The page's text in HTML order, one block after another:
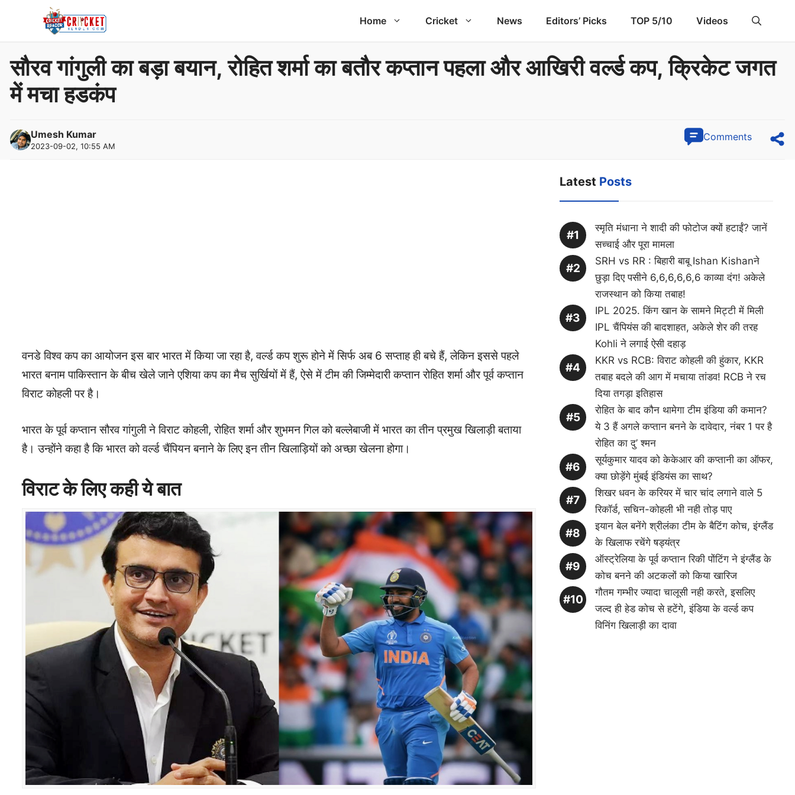
Home Cricket News Editors’ Picks TOP 5/10 Videos
सौरव गांगुली का बड़ा बयान, रोहित शर्मा का बतौर कप्तान पहला और आखिरी वर्ल्ड कप, क्रिकेट जगत
में मचा हडकंप
Umesh Kumar
2023-09-02, 10:55 AM
Comments
वनडे विश्व कप का आयोजन इस बार भारत में किया जा रहा है, वर्ल्ड कप शुरू होने में सिर्फ अब 6 सप्ताह ही बचे हैं, लेकिन इससे पहले
भारत बनाम पाकिस्तान के बीच खेले जाने एशिया कप का मैच सुर्खियों में हैं, ऐसे में टीम की जिम्मेदारी कप्तान रोहित शर्मा और पूर्व कप्तान
विराट कोहली पर है।
भारत के पूर्व कप्तान सौरव गांगुली ने विराट कोहली, रोहित शर्मा और शुभमन गिल को बल्लेबाजी में भारत का तीन प्रमुख खिलाड़ी बताया
है। उन्होंने कहा है कि भारत को वर्ल्ड चैंपियन बनाने के लिए इन तीन खिलाड़ियों को अच्छा खेलना होगा।
विराट के लिए कही ये बात
Latest Posts
स्मृति मंधाना ने शादी की फोटोज क्यों हटाईं? जानें
सच्चाई और पूरा मामला
SRH vs RR : बिहारी बाबू Ishan Kishanने
छुड़ा दिए पसीने 6,6,6,6,6,6 काव्या दंग! अकेले
राजस्थान को किया तबाह!
IPL 2025. किंग खान के सामने मिट्टी में मिली
IPL चैंपियंस की बादशाहत, अकेले शेर की तरह
Kohli ने लगाई ऐसी दहाड़
KKR vs RCB: विराट कोहली की हुंकार, KKR
तबाह बदले की आग में मचाया तांडव! RCB ने रच
दिया तगड़ा इतिहास
रोहित के बाद कौन थामेगा टीम इंडिया की कमान?
ये 3 हैं अगले कप्तान बनने के दावेदार, नंबर 1 पर है
रोहित का दु’ श्मन
सूर्यकुमार यादव को केकेआर की कप्तानी का ऑफर,
क्या छोड़ेंगे मुंबई इंडियंस का साथ?
शिखर धवन के करियर में चार चांद लगाने वाले 5
रिकॉर्ड, सचिन-कोहली भी नही तोड़ पाए
इयान बेल बनेंगे श्रीलंका टीम के बैटिंग कोच, इंग्लैंड
के खिलाफ रचेंगे षड्यंत्र
ऑस्ट्रेलिया के पूर्व कप्तान रिकी पोंटिंग ने इंग्लैंड के
कोच बनने की अटकलों को किया खारिज
गौतम गम्भीर ज्यादा चालूसी नही करते, इसलिए
जल्द ही हेड कोच से हटेंगे, इंडिया के वर्ल्ड कप
विनिंग खिलाड़ी का दावा